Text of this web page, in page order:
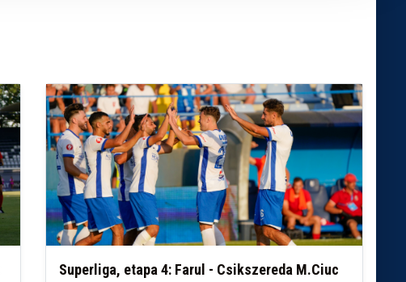
Superliga, etapa 4: Farul - Csikszereda M.Ciuc